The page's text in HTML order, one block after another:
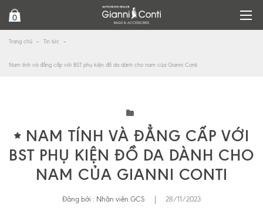
0
Trang chủ Tin tức
Nam tính và đẳng cấp với BST phụ kiện đồ da dành cho nam của Gianni Conti
NAM TÍNH VÀ ĐẲNG CẤP VỚI
BST PHỤ KIỆN ĐỒ DA DÀNH CHO
NAM CỦA GIANNI CONTI
Đăng bởi : Nhân viên GCS 28/11/2023